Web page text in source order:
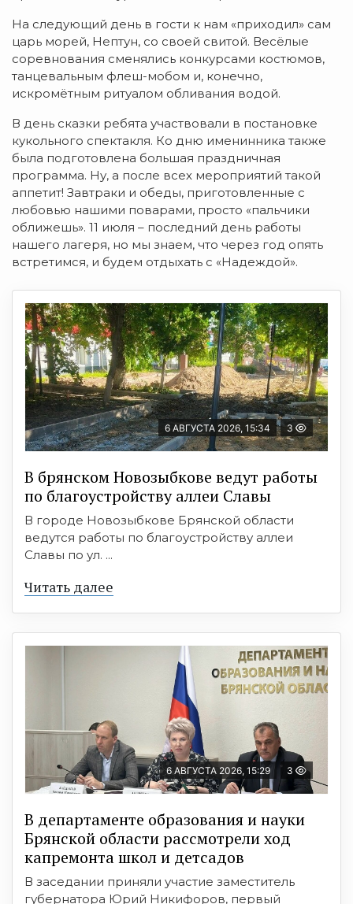
На следующий день в гости к нам «приходил» сам
царь морей, Нептун, со своей свитой. Весёлые
соревнования сменялись конкурсами костюмов,
танцевальным флеш-мобом и, конечно,
искромётным ритуалом обливания водой.
В день сказки ребята участвовали в постановке
кукольного спектакля. Ко дню именинника также
была подготовлена большая праздничная
программа. Ну, а после всех мероприятий такой
аппетит! Завтраки и обеды, приготовленные с
любовью нашими поварами, просто «пальчики
оближешь». 11 июля – последний день работы
нашего лагеря, но мы знаем, что через год опять
встретимся, и будем отдыхать с «Надеждой».
6 АВГУСТА 2026, 15:34 3
В брянском Новозыбкове ведут работы
по благоустройству аллеи Славы
В городе Новозыбкове Брянской области
ведутся работы по благоустройству аллеи
Славы по ул. ...
Читать далее
6 АВГУСТА 2026, 15:29 3
В департаменте образования и науки
Брянской области рассмотрели ход
капремонта школ и детсадов
В заседании приняли участие заместитель
губернатора Юрий Никифоров, первый